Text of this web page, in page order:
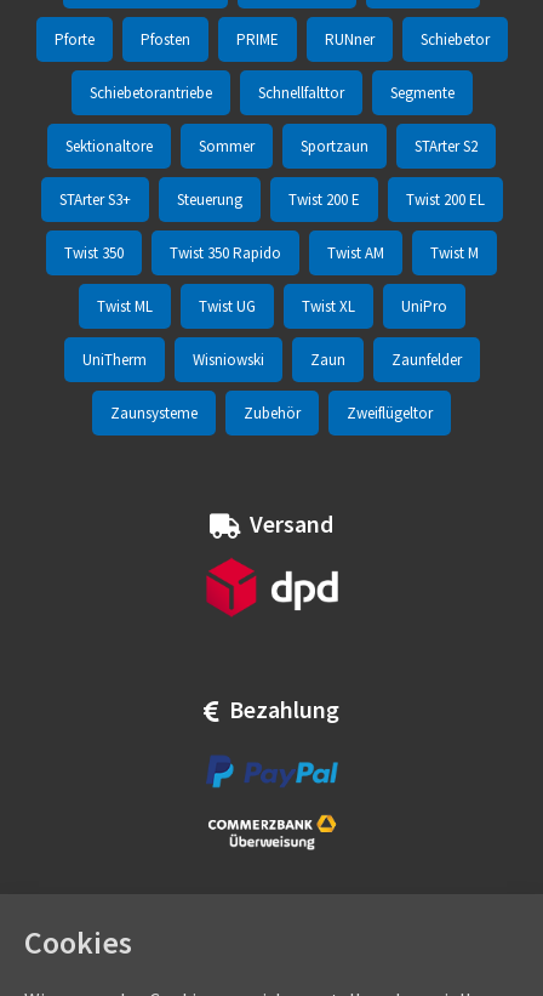
Pforte Pfosten PRIME RUNner Schiebetor
Schiebetorantriebe Schnellfalttor Segmente
Sektionaltore Sommer Sportzaun STArter S2
STArter S3+ Steuerung Twist 200 E Twist 200 EL
Twist 350 Twist 350 Rapido Twist AM Twist M
Twist ML Twist UG Twist XL UniPro
UniTherm Wisniowski Zaun Zaunfelder
Zaunsysteme Zubehör Zweiflügeltor
Versand
Bezahlung
Cookies